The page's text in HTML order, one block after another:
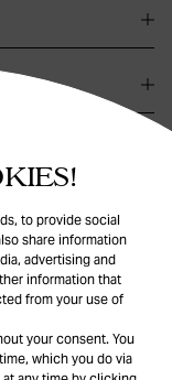
to provide social
share information
advertising and
information that
from your use of
your consent. You
which you do via